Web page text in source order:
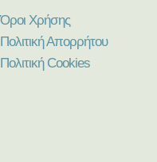
Όροι Χρήσης
Πολιτική Απορρήτου
Πολιτική Cookies